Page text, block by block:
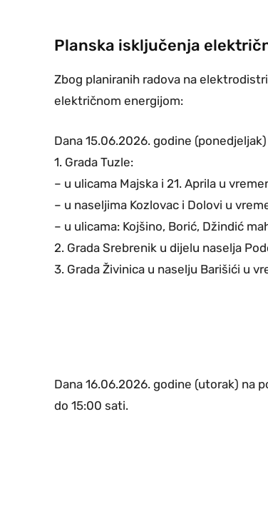
Planska isključenja
Zbog planiranih radova na
električnom energijom:
Dana 15.06.2026. godine
1. Grada Tuzle:
– u ulicama Majska i 21. Aprila u
– u naseljima Kozlovac i Dolovi u
– u ulicama: Kojšino, Borić, Džindić
2. Grada Srebrenik u dijelu naselja
3. Grada Živinica u naselju Barišići u
Dana 16.06.2026. godine (utorak) na
do 15:00 sati.